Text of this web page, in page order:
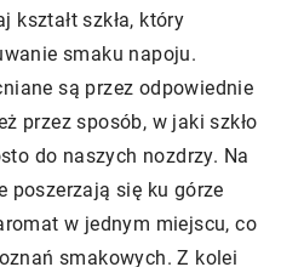
kształt szkła, który
smaku napoju.
są przez odpowiednie
przez sposób, w jaki szkło
do naszych nozdrzy. Na
poszerzają się ku górze
w jednym miejscu, co
smakowych. Z kolei